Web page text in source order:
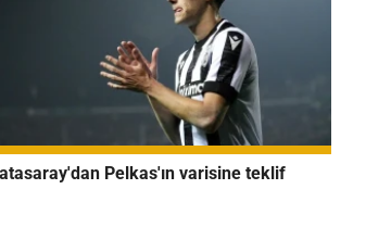
Pelkas'ın varisine teklif